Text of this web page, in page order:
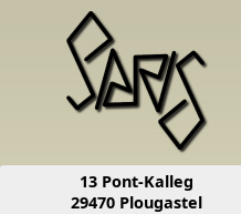
13 Pont-Kalleg
29470 Plougastel